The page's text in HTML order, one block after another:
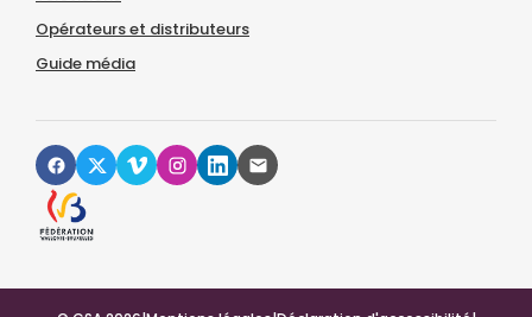
Opérateurs et distributeurs
Guide média